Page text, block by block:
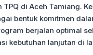
TPQ di Aceh Tamiang.
bentuk komitmen
berjalan optimal
kebutuhan lanjutan di